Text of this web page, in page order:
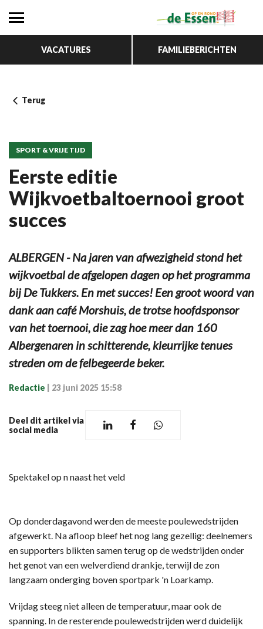
VACATURES FAMILIEBERICHTEN
Terug
SPORT & VRIJE TIJD
Eerste editie
Wijkvoetbaltoernooi groot
succes
ALBERGEN - Na jaren van afwezigheid stond het
wijkvoetbal de afgelopen dagen op het programma
bij De Tukkers. En met succes! Een groot woord van
dank aan café Morshuis, de trotse hoofdsponsor
van het toernooi, die zag hoe meer dan 160
Albergenaren in schitterende, kleurrijke tenues
streden om de felbegeerde beker.
Redactie 23 juni 2025 15:58
Deel dit artikel via
social media
Spektakel op n naast het veld
Op donderdagavond werden de meeste poulewedstrijden
afgewerkt. Na afloop bleef het nog lang gezellig: deelnemers
en supporters blikten samen terug op de wedstrijden onder
het genot van een welverdiend drankje, terwijl de zon
langzaam onderging boven sportpark 'n Loarkamp.
Vrijdag steeg niet alleen de temperatuur, maar ook de
spanning. In de resterende poulewedstrijden werd duidelijk